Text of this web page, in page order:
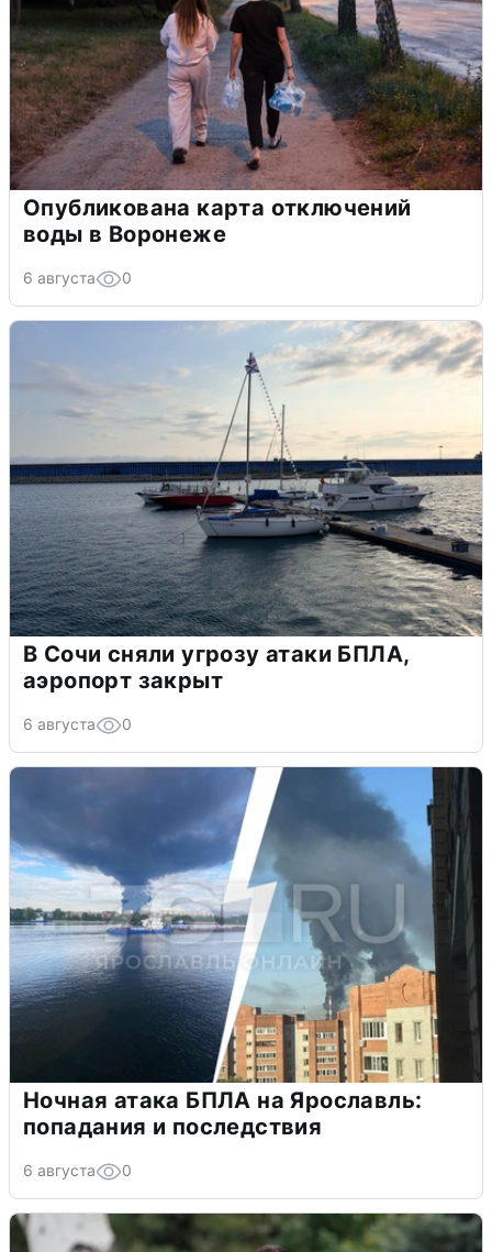
Опубликована карта отключений
воды в Воронеже
6 августа 0
В Сочи сняли угрозу атаки БПЛА,
аэропорт закрыт
6 августа 0
Ночная атака БПЛА на Ярославль:
попадания и последствия
6 августа 0